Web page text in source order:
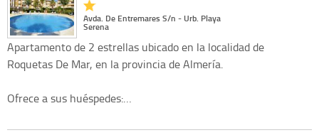
Avda. De Entremares S/n - Urb. Playa
Serena
Apartamento de 2 estrellas ubicado en la localidad de
Roquetas De Mar, en la provincia de Almería.
Ofrece a sus huéspedes:…